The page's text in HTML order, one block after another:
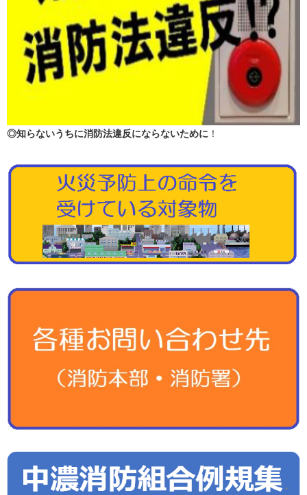
◎知らないうちに消防法違反にならないために ！